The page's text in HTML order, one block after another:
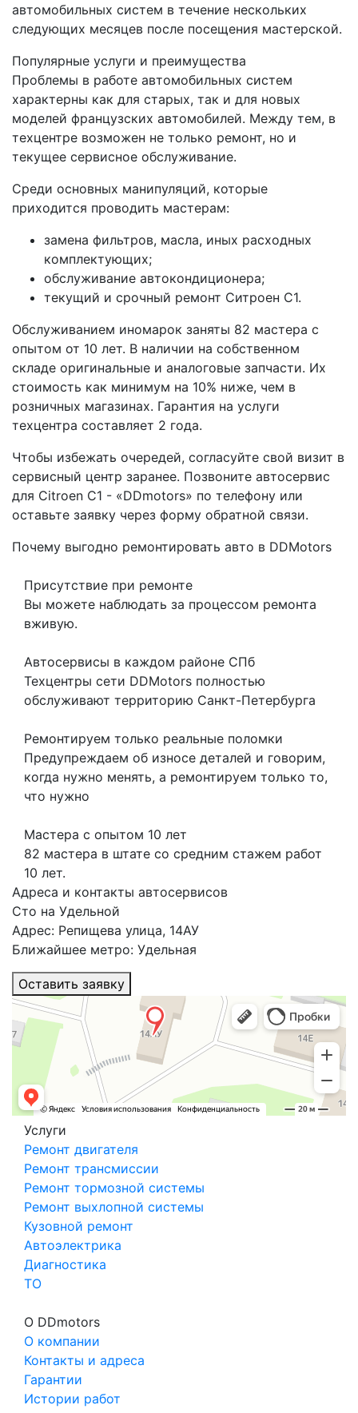
автомобильных систем в течение нескольких
следующих месяцев после посещения мастерской.
Популярные услуги и преимущества
Проблемы в работе автомобильных систем
характерны как для старых, так и для новых
моделей французских автомобилей. Между тем, в
техцентре возможен не только ремонт, но и
текущее сервисное обслуживание.
Среди основных манипуляций, которые
приходится проводить мастерам:
замена фильтров, масла, иных расходных
комплектующих;
обслуживание автокондиционера;
текущий и срочный ремонт Ситроен С1.
Обслуживанием иномарок заняты 82 мастера с
опытом от 10 лет. В наличии на собственном
складе оригинальные и аналоговые запчасти. Их
стоимость как минимум на 10% ниже, чем в
розничных магазинах. Гарантия на услуги
техцентра составляет 2 года.
Чтобы избежать очередей, согласуйте свой визит в
сервисный центр заранее. Позвоните автосервис
для Citroen C1 - «DDmotors» по телефону или
оставьте заявку через форму обратной связи.
Почему выгодно ремонтировать авто в DDMotors
Присутствие при ремонте
Вы можете наблюдать за процессом ремонта
вживую.
Автосервисы в каждом районе СПб
Техцентры сети DDMotors полностью
обслуживают территорию Санкт-Петербурга
Ремонтируем только реальные поломки
Предупреждаем об износе деталей и говорим,
когда нужно менять, а ремонтируем только то,
что нужно
Мастера с опытом 10 лет
82 мастера в штате со средним стажем работ
10 лет.
Адреса и контакты автосервисов
Сто на Удельной
Адрес: Репищева улица, 14АУ
Ближайшее метро: Удельная
Оставить заявку
Услуги
Ремонт двигателя
Ремонт трансмиссии
Ремонт тормозной системы
Ремонт выхлопной системы
Кузовной ремонт
Автоэлектрика
Диагностика
ТО
О DDmotors
О компании
Контакты и адреса
Гарантии
Истории работ